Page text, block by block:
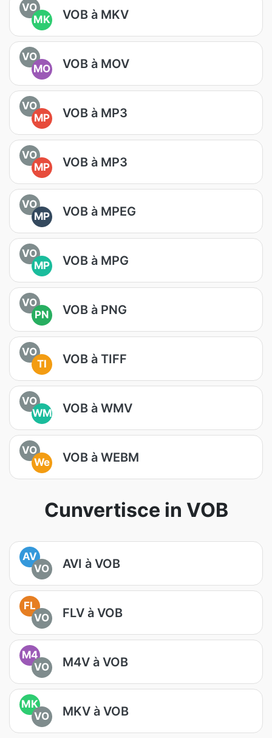
VO
MK
VOB à MKV
VO
MO
VOB à MOV
VO
MP
VOB à MP3
VO
MP
VOB à MP3
VO
MP
VOB à MPEG
VO
MP
VOB à MPG
VO
PN
VOB à PNG
VO
TI
VOB à TIFF
VO
WM
VOB à WMV
VO
We
VOB à WEBM
Cunvertisce in VOB
AV
VO
AVI à VOB
FL
VO
FLV à VOB
M4
VO
M4V à VOB
MK
VO
MKV à VOB